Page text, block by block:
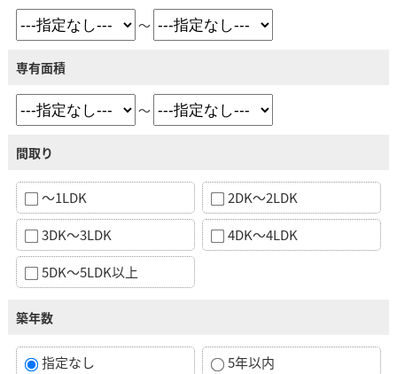
～
専有面積
～
間取り
～1LDK
2DK～2LDK
3DK～3LDK
4DK～4LDK
5DK～5LDK以上
築年数
指定なし
5年以内